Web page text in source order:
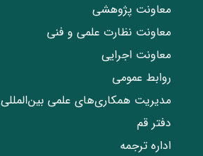
معاونت پژوهشی
معاونت نظارت علمی و فنی
معاونت اجرایی
روابط عمومی
مدیریت همکاری‌های علمی بین‌المللی
دفتر قم
اداره ترجمه